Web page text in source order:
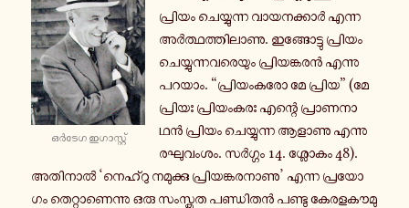
ഒർടേഗ ഇ­ഗാ­സ്റ്റ്
പ്രി­യം ചെ­യ്യു­ന്ന വാ­യ­ന­ക്കാർ എന്ന
അർ­ത്ഥ­ത്തി­ലാ­ണു. ഇ­ങ്ങോ­ട്ടു പ്രി­യം
ചെ­യ്യു­ന്ന­വ­രെ­യും പ്രി­യ­ങ്ക­രൻ എന്നു
പറയാം. “പ്രി­യം­ക­രോ മേ പ്രിയ” (മേ
പ്രി­യഃ പ്രി­യം­ക­രഃ എന്റെ പ്രാ­ണ­നാ­
ഥൻ പ്രി­യം ചെ­യ്യു­ന്ന ആളാണു എന്നു
ര­ഘു­വം­ശം. സർ­ഗ്ഗം 14. ശ്ലോ­കം 48).
അ­തി­നാൽ ‘നെ­ഹ്റു ന­മു­ക്കു പ്രി­യ­ങ്ക­ര­നാ­ണു’ എന്ന പ്ര­യോ­
ഗം തെ­റ്റാ­ണെ­ന്നു ഒരു സം­സ്കൃ­ത പ­ണ്ഡി­തൻ പണ്ടു കേ­ര­ള­കൗ­മു­